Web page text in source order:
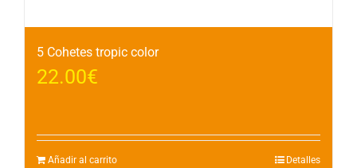
5 Cohetes tropic color
22.00€
Añadir al carrito Detalles